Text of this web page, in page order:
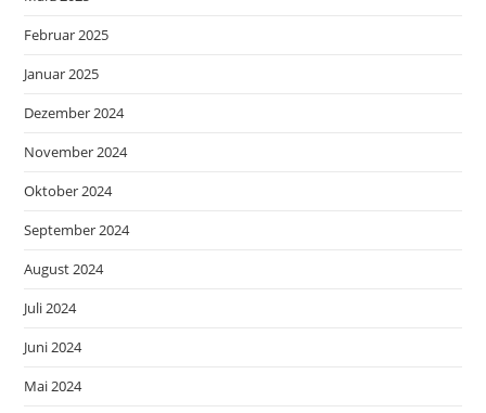
Februar 2025
Januar 2025
Dezember 2024
November 2024
Oktober 2024
September 2024
August 2024
Juli 2024
Juni 2024
Mai 2024